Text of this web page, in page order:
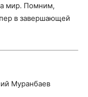
мир. Помним,
в завершающей
Муранбаев